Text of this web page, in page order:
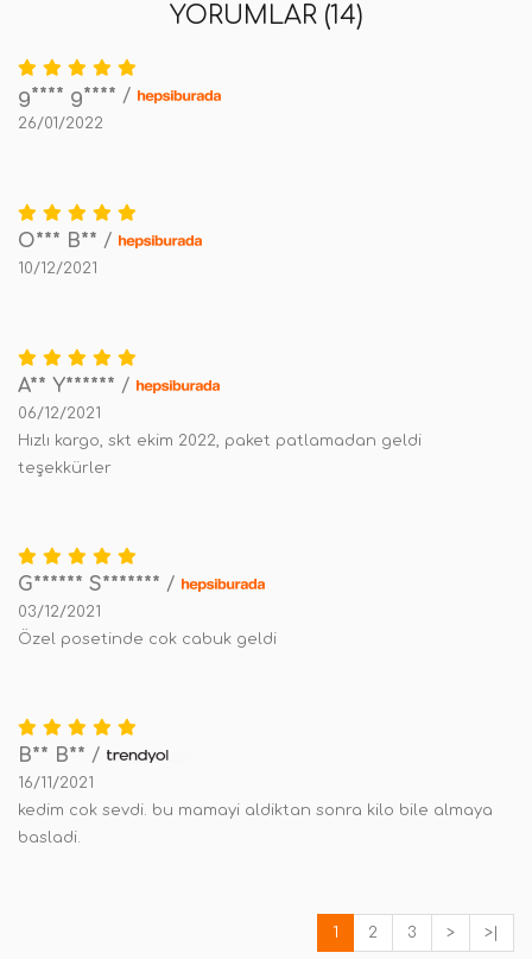
YORUMLAR (14)
g**** g**** /
26/01/2022
O*** B** /
10/12/2021
A** Y****** /
06/12/2021
Hızlı kargo, skt ekim 2022, paket patlamadan geldi
teşekkürler
G****** S******* /
03/12/2021
Özel posetinde cok cabuk geldi
B** B** /
16/11/2021
kedim cok sevdi. bu mamayi aldiktan sonra kilo bile almaya
basladi.
1 2 3 > >|